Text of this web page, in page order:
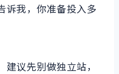
我，你准备投入多
议先别做独立站，